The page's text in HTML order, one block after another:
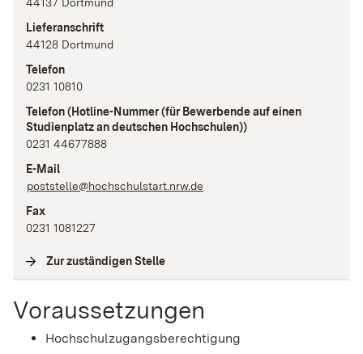
Lieferanschrift
44128 Dortmund
Telefon
0231 10810
Telefon(Hotline-Nummer (für Bewerbende auf einen
Studienplatz an deutschen Hochschulen))
0231 44677888
E-Mail
poststelle@hochschulstart.nrw.de
Fax
0231 1081227
Zur zuständigen Stelle
Voraussetzungen
Hochschulzugangsberechtigung